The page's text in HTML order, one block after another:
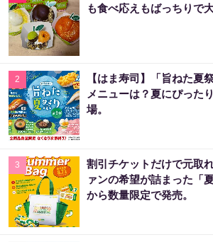
も食べ応えもばっちりで大
2
【はま寿司】「旨ねた夏
メニューは？夏にぴった
場。
3
割引チケットだけで元取
ァンの希望が詰まった「
から数量限定で発売。